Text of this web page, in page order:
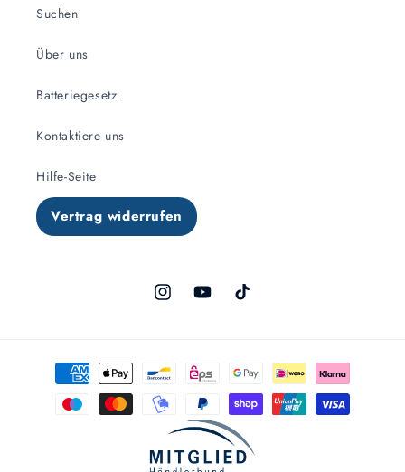
Suchen
Über uns
Batteriegesetz
Kontaktiere uns
Hilfe-Seite
Vertrag widerrufen
InstagramYouTubeTikTok
Zahlungsmethoden